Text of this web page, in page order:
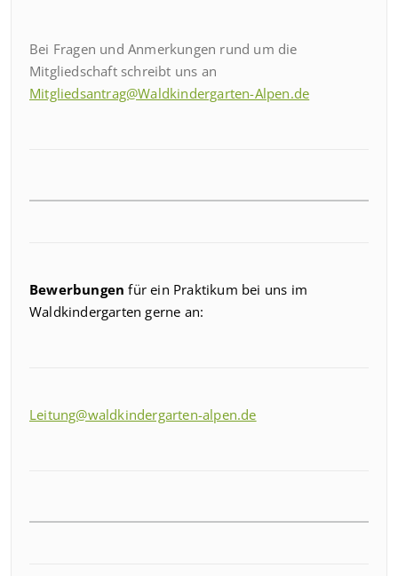
Bei Fragen und Anmerkungen rund um die
Mitgliedschaft schreibt uns an
Mitgliedsantrag@Waldkindergarten-Alpen.de
Bewerbungenfür ein Praktikum bei uns im
Waldkindergarten gerne an:
Leitung@waldkindergarten-alpen.de